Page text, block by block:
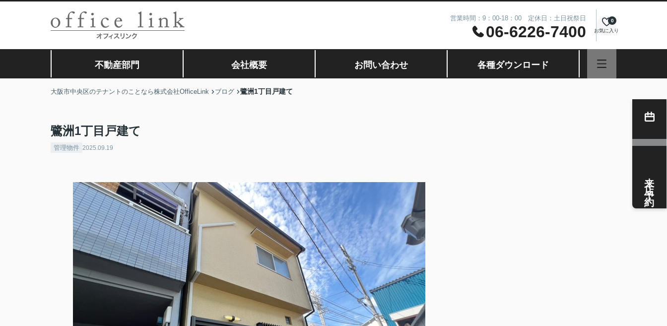
営業時間：9：00-18：00 定休日：土日祝祭日
06-6226-7400 お気に入り
0
不動産部門 会社概要 お問い合わせ 各種ダウンロード
大阪市中央区のテナントのことなら株式会社OfficeLink ブログ 鷺洲1丁目戸建て
鷺洲1丁目戸建て
管理物件 2025.09.19
来店予約